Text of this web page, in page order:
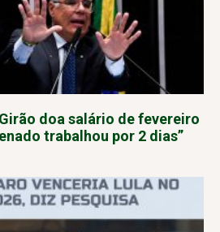
doa salário de fevereiro
trabalhou por 2 dias”